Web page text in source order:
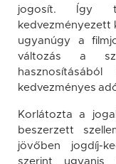
jogosít. Így
kedvezményezett
ugyanúgy a
változás a
kedvezményes
Korlátozta a
beszerzett
jövőben jogdíj-
szerint ugyanis